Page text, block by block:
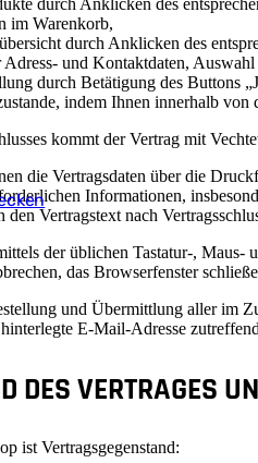
durch Anklicken des
im Warenkorb,
durch Anklicken des
und Kontaktdaten,
durch Betätigung des Buttons
indem Ihnen innerhalb
kommt der Vertrag mit
die Vertragsdaten über die
Informationen,
den Vertragstext nach
der üblichen Tastatur-,
das Browserfenster
und Übermittlung aller im
E-Mail-Adresse
DES VERTRAGES
ist Vertragsgegenstand: